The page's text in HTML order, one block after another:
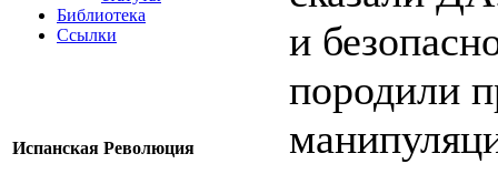
Библиотека
Ссылки
Испанская Революция
и
породили